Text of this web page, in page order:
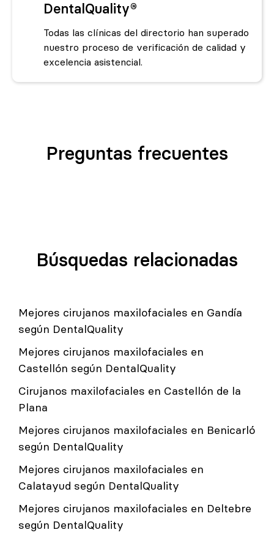
DentalQuality®
Todas las clínicas del directorio han superado
nuestro proceso de verificación de calidad y
excelencia asistencial.
Preguntas frecuentes
Búsquedas relacionadas
Mejores cirujanos maxilofaciales en Gandía
según DentalQuality
Mejores cirujanos maxilofaciales en
Castellón según DentalQuality
Cirujanos maxilofaciales en Castellón de la
Plana
Mejores cirujanos maxilofaciales en Benicarló
según DentalQuality
Mejores cirujanos maxilofaciales en
Calatayud según DentalQuality
Mejores cirujanos maxilofaciales en Deltebre
según DentalQuality